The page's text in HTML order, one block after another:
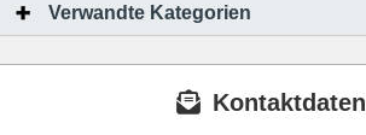
Verwandte Kategorien
Kontaktdaten